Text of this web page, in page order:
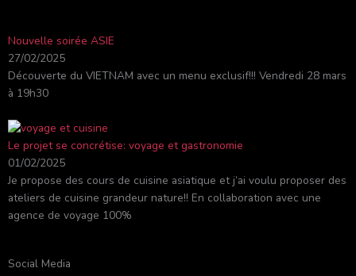
Nouvelle soirée ASIE
27/02/2025
Découverte du VIETNAM avec un menu exclusif!!! Vendredi 28 mars
à 19h30
Le projet se concrétise: voyage et gastronomie
01/02/2025
Je propose des cours de cuisine asiatique et j’ai voulu proposer des
ateliers de cuisine grandeur nature!! En collaboration avec une
agence de voyage 100%
Social Media